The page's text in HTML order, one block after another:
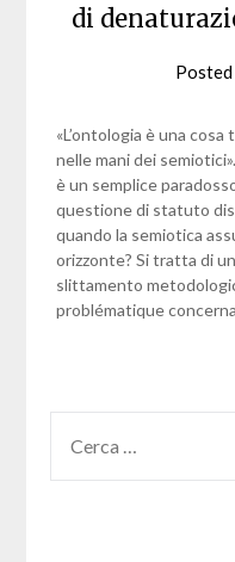
di
«L’ontologia è una
nelle mani dei
è un semplice
questione di statuto
quando la semiotica
orizzonte? Si tratta di
slittamento
problématique
PER: